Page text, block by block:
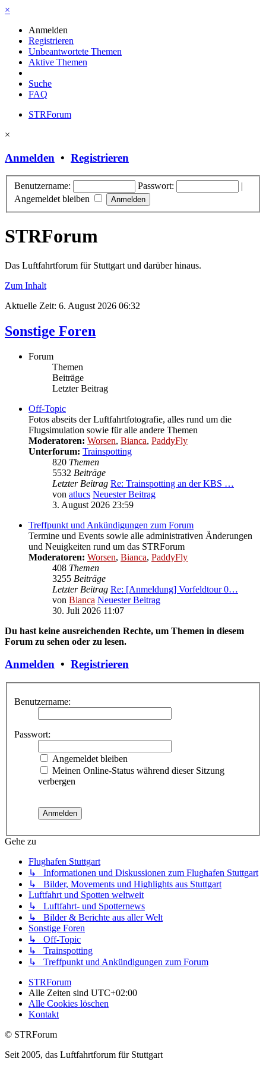
×
Anmelden
Registrieren
Unbeantwortete Themen
Aktive Themen
Suche
FAQ
STRForum
×
Anmelden • Registrieren
Benutzername: Passwort:
|
Angemeldet bleiben
STRForum
Das Luftfahrtforum für Stuttgart und darüber hinaus.
Zum Inhalt
Aktuelle Zeit: 6. August 2026 06:32
Sonstige Foren
Forum
Themen
Beiträge
Letzter Beitrag
Off-Topic
Fotos abseits der Luftfahrtfotografie, alles rund um die
Flugsimulation sowie für alle andere Themen
Moderatoren: Worsen, Bianca, PaddyFly
Unterforum: Trainspotting
820 Themen
5532 Beiträge
Letzter Beitrag Re: Trainspotting an der KBS …
von atlucs Neuester Beitrag
3. August 2026 23:59
Treffpunkt und Ankündigungen zum Forum
Termine und Events sowie alle administrativen Änderungen
und Neuigkeiten rund um das STRForum
Moderatoren: Worsen, Bianca, PaddyFly
408 Themen
3255 Beiträge
Letzter Beitrag Re: [Anmeldung] Vorfeldtour 0…
von Bianca Neuester Beitrag
30. Juli 2026 11:07
Du hast keine ausreichenden Rechte, um Themen in diesem
Forum zu sehen oder zu lesen.
Anmelden • Registrieren
Benutzername:
Passwort:
Angemeldet bleiben
Meinen Online-Status während dieser Sitzung
verbergen
Gehe zu
Flughafen Stuttgart
↳ Informationen und Diskussionen zum Flughafen Stuttgart
↳ Bilder, Movements und Highlights aus Stuttgart
Luftfahrt und Spotten weltweit
↳ Luftfahrt- und Spotternews
↳ Bilder & Berichte aus aller Welt
Sonstige Foren
↳ Off-Topic
↳ Trainspotting
↳ Treffpunkt und Ankündigungen zum Forum
STRForum
Alle Zeiten sind UTC+02:00
Alle Cookies löschen
Kontakt
© STRForum
Seit 2005, das Luftfahrtforum für Stuttgart